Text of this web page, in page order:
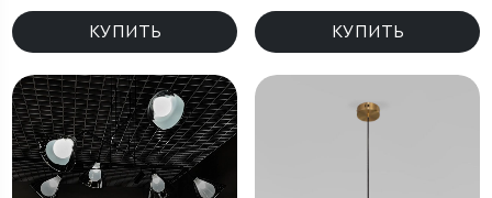
КУПИТЬ КУПИТЬ